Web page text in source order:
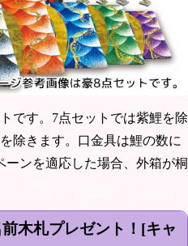
です。7点セットでは紫鯉を除
除きます。口金具は鯉の数に
ンを適応した場合、外箱が桐
木札プレゼント！[キャ